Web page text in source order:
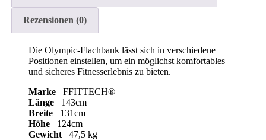
Rezensionen (0)
Die Olympic-Flachbank lässt sich in verschiedene
Positionen einstellen, um ein möglichst komfortables
und sicheres Fitnesserlebnis zu bieten.
Marke FFITTECH®
Länge
143cm
Breite
131cm
Höhe 124cm
Gewicht
47,5 kg